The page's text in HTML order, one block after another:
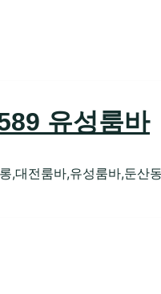
유성룸바
,대전룸바,유성룸바,둔산